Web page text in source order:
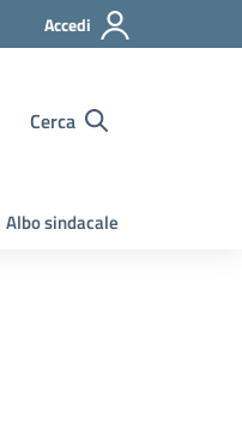
Accedi
Cerca
Albo sindacale